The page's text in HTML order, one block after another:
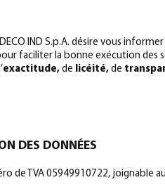
IND S.p.A. désire vous
faciliter la bonne exécution des
exactitude, de licéité, de
DES DONNÉES
de TVA 05949910722,